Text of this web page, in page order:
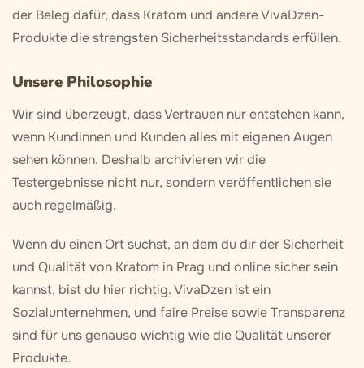
der Beleg dafür, dass Kratom und andere VivaDzen-
Produkte die strengsten Sicherheitsstandards erfüllen.
Unsere Philosophie
Wir sind überzeugt, dass Vertrauen nur entstehen kann,
wenn Kundinnen und Kunden alles mit eigenen Augen
sehen können. Deshalb archivieren wir die
Testergebnisse nicht nur, sondern veröffentlichen sie
auch regelmäßig.
Wenn du einen Ort suchst, an dem du dir der Sicherheit
und Qualität von Kratom in Prag und online sicher sein
kannst, bist du hier richtig. VivaDzen ist ein
Sozialunternehmen, und faire Preise sowie Transparenz
sind für uns genauso wichtig wie die Qualität unserer
Produkte.